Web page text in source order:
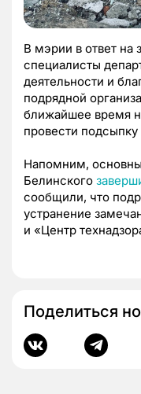
В мэрии в ответ на
специалисты
деятельности и
подрядной
ближайшее время
провести
Напомним,
Белинского
сообщили, что
устранение
и «Центр
Поделиться